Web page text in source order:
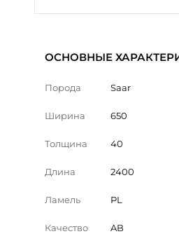
ОСНОВНЫЕ
Порода Saar
Ширина 650
Толщина 40
Длина 2400
Ламель PL
Качество AB